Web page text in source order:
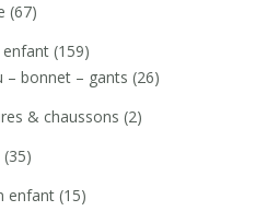
(67)
enfant (159)
– bonnet – gants (26)
& chaussons (2)
(35)
enfant (15)